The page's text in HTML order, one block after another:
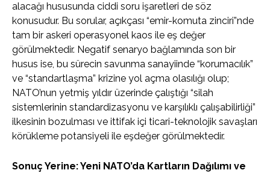
alacağı hususunda ciddi soru işaretleri de söz
konusudur. Bu sorular, açıkçası “emir-komuta zinciri”nde
tam bir askeri operasyonel kaos ile eş değer
görülmektedir. Negatif senaryo bağlamında son bir
husus ise, bu sürecin savunma sanayiinde “korumacılık”
ve “standartlaşma” krizine yol açma olasılığı olup;
NATO’nun yetmiş yıldır üzerinde çalıştığı “silah
sistemlerinin standardizasyonu ve karşılıklı çalışabilirliği”
ilkesinin bozulması ve ittifak içi ticari-teknolojik savaşları
körükleme potansiyeli ile eşdeğer görülmektedir.
Sonuç Yerine: Yeni NATO’da Kartların Dağılımı ve